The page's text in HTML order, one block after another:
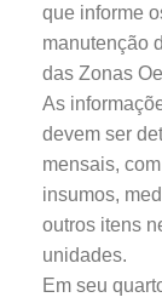
que informe
manutenção
das Zonas
As
devem ser
mensais,
insumos,
outros itens
unidades.
Em seu